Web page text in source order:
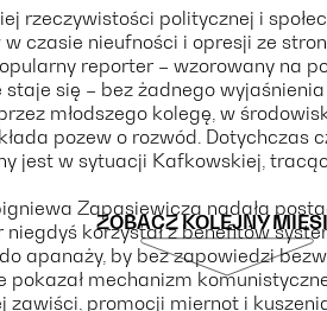
rzeczywistości politycznej i
czasie nieufności i opresji ze
reporter – wzorowany na
się – bez żadnego
młodszego kolegę, w
pozew o rozwód. Dotychczas
jest w sytuacji Kafkowskiej,
Zapasiewicza nadała
niegdyś korzystał z benefitów
apanaży, by bez zapowiedzi
pokazał mechanizm
zawiści, promocji miernot i
ZOBACZ KOLEJNY